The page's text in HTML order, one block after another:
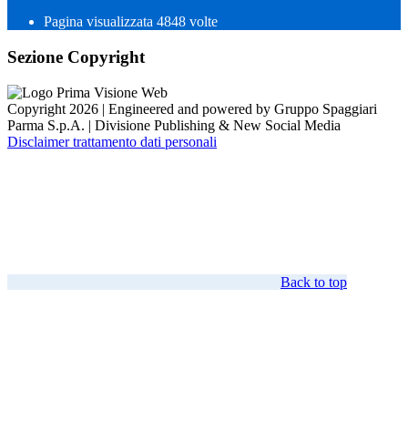
Pagina visualizzata 4848 volte
Sezione Copyright
Copyright 2026 | Engineered and powered by Gruppo Spaggiari
Parma S.p.A. | Divisione Publishing & New Social Media
Disclaimer trattamento dati personali
Back to top